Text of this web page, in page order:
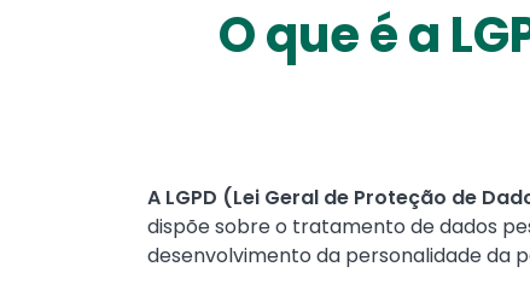
O que é a
Text
A LGPD (Lei Geral de Proteção de
dispõe sobre o tratamento de dados
desenvolvimento da personalidade da